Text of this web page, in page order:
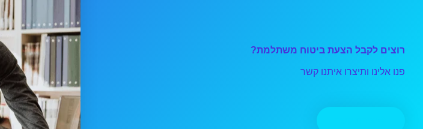
רוצים לקבל הצעת ביטוח משתלמת?
פנו אלינו ותיצרו איתנו קשר